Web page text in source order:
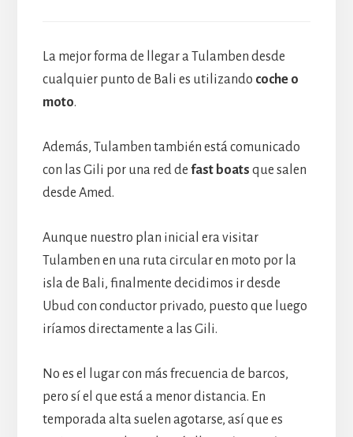
La mejor forma de llegar a Tulamben desde
cualquier punto de Bali es utilizando coche o
moto.
Además, Tulamben también está comunicado
con las Gili por una red de fast boats que salen
desde Amed.
Aunque nuestro plan inicial era visitar
Tulamben en una ruta circular en moto por la
isla de Bali, finalmente decidimos ir desde
Ubud con conductor privado, puesto que luego
iríamos directamente a las Gili.
No es el lugar con más frecuencia de barcos,
pero sí el que está a menor distancia. En
temporada alta suelen agotarse, así que es